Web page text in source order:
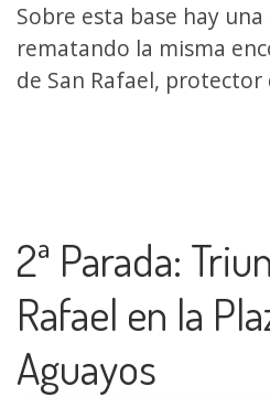
Sobre esta base hay
rematando la misma
de San Rafael, protector
2ª Parada:
Rafael en la
Aguayos